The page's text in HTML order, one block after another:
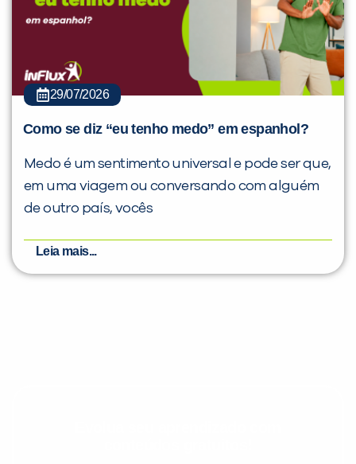
29/07/2026
Como se diz “eu tenho medo” em espanhol?
Medo é um sentimento universal e pode ser que,
em uma viagem ou conversando com alguém
de outro país, vocês
Leia mais...